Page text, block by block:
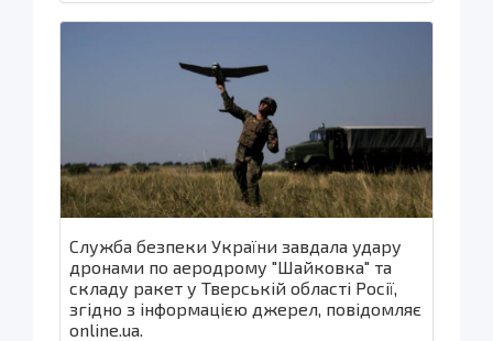
Служба безпеки України завдала удару
дронами по аеродрому "Шайковка" та
складу ракет у Тверській області Росії,
згідно з інформацією джерел, повідомляє
online.ua.